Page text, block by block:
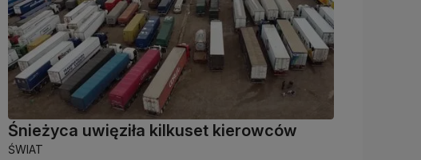
Śnieżyca uwięziła kilkuset kierowców
ŚWIAT